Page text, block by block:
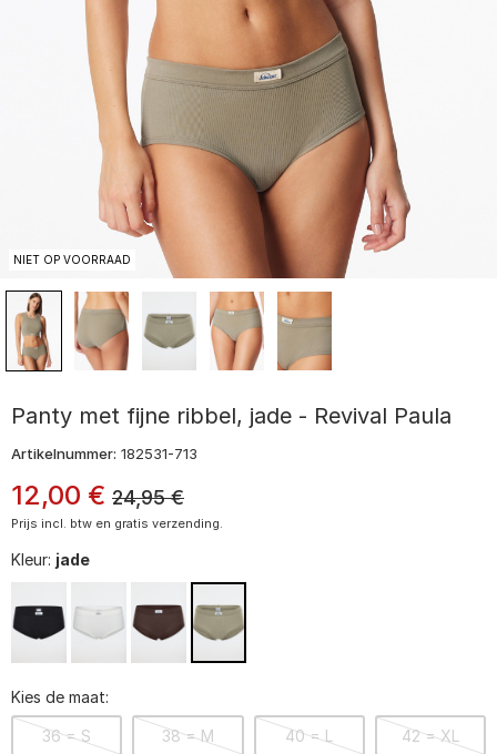
NIET OP VOORRAAD
Panty met fijne ribbel, jade - Revival Paula
Artikelnummer: 182531-713
12,00 € 24,95€
Prijs incl. btw en gratis verzending.
Kleur: jade
Kies de maat:
36 = S 38 = M 40 = L 42 = XL